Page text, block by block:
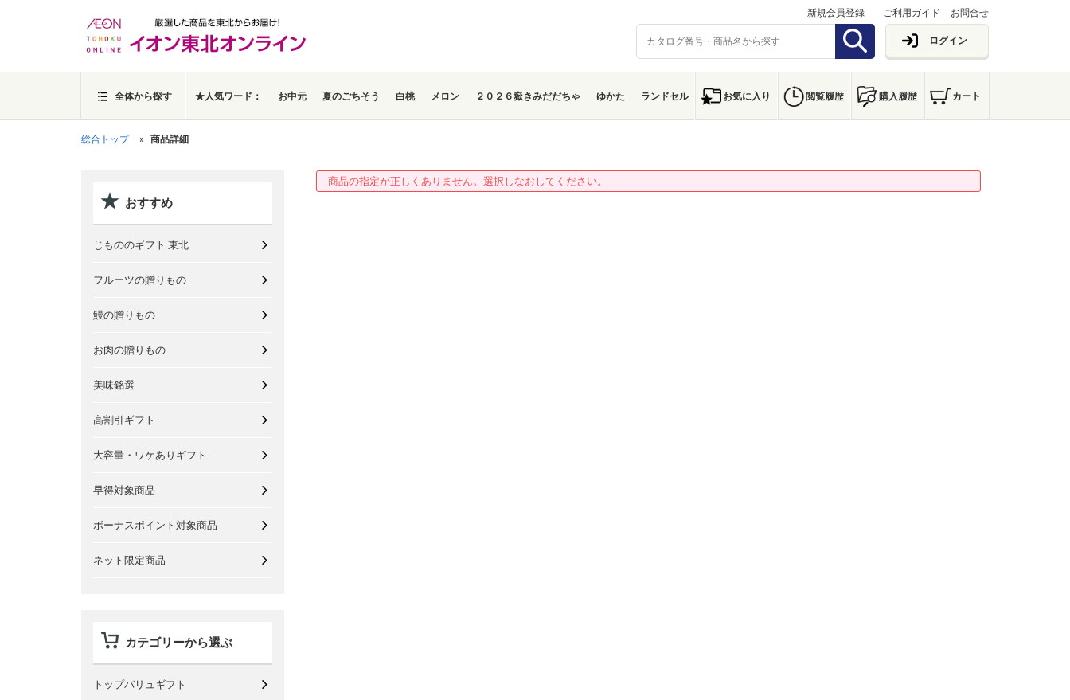
新規会員登録 ご利用ガイド お問合せ
ログイン
全体から探す ★人気ワード： お中元 夏のごちそう 白桃 メロン ２０２６嶽きみだだちゃ ゆかた ランドセル お気に入り 閲覧履歴 購入履歴 カート
総合トップ 商品詳細
おすすめ
じもののギフト 東北
フルーツの贈りもの
鰻の贈りもの
お肉の贈りもの
美味銘選
高割引ギフト
大容量・ワケありギフト
早得対象商品
ボーナスポイント対象商品
ネット限定商品
カテゴリーから選ぶ
トップバリュギフト
商品の指定が正しくありません。選択しなおしてください。